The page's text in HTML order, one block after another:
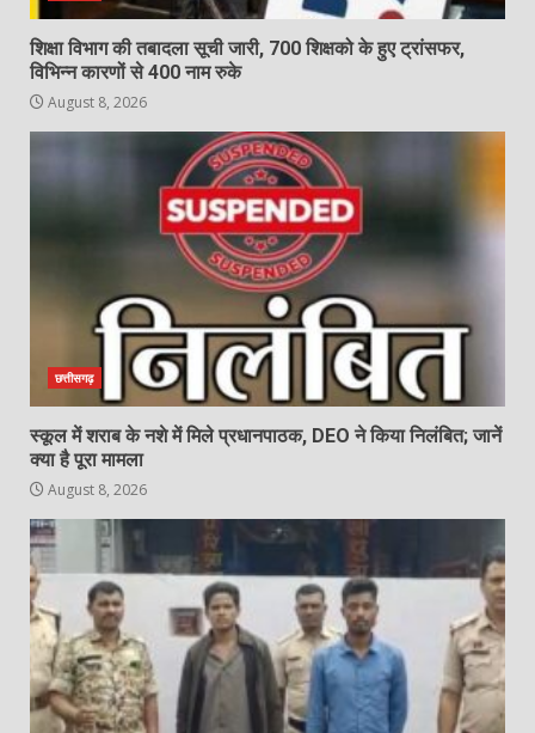
शिक्षा विभाग की तबादला सूची जारी, 700 शिक्षको के हुए ट्रांसफर,
विभिन्न कारणों से 400 नाम रुके
August 8, 2026
छत्तीसगढ़
स्कूल में शराब के नशे में मिले प्रधानपाठक, DEO ने किया निलंबित; जानें
क्या है पूरा मामला
August 8, 2026